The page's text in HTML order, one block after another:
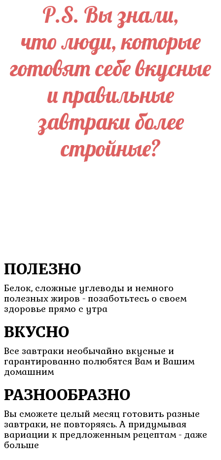
P.S. Вы знали,
что люди, которые
готовят себе вкусные
и правильные
завтраки более
стройные?
ПОЛЕЗНО
Белок, сложные углеводы и немного
полезных жиров - позаботьтесь о своем
здоровье прямо с утра
ВКУСНО
Все завтраки необычайно вкусные и
гарантированно полюбятся Вам и Вашим
домашним
РАЗНООБРАЗНО
Вы сможете целый месяц готовить разные
завтраки, не повторяясь. А придумывая
вариации к предложенным рецептам - даже
больше